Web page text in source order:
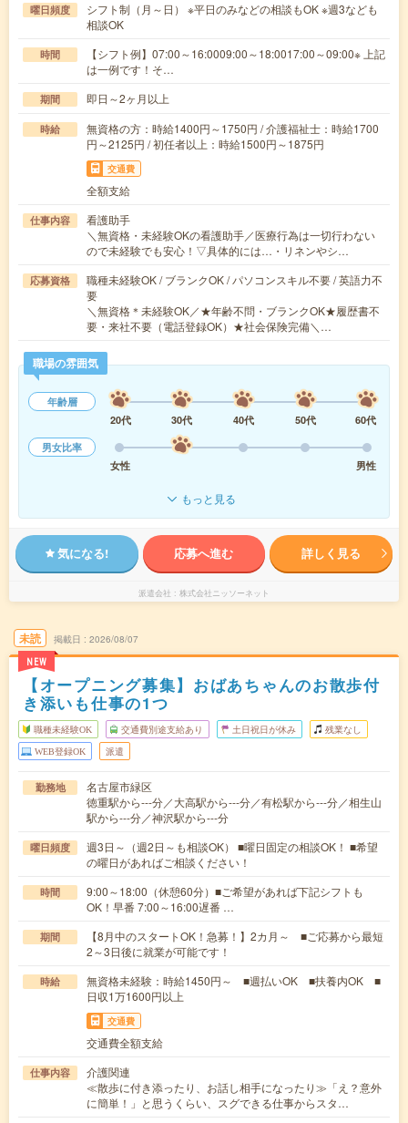
曜日頻度
シフト制（月～日） ※平日のみなどの相談もOK ※週3なども
相談OK
時間
【シフト例】07:00～16:0009:00～18:0017:00～09:00※ 上記
は一例です！そ…
期間 即日～2ヶ月以上
時給
無資格の方：時給1400円～1750円 / 介護福祉士：時給1700
円～2125円 / 初任者以上：時給1500円～1875円
交通費
全額支給
仕事内容
看護助手
＼無資格・未経験OKの看護助手／医療行為は一切行わない
ので未経験でも安心！▽具体的には…・リネンやシ…
応募資格
職種未経験OK / ブランクOK / パソコンスキル不要 / 英語力不
要
＼無資格＊未経験OK／★年齢不問・ブランクOK★履歴書不
要・来社不要（電話登録OK）★社会保険完備＼…
職場の雰囲気
年齢層
20代
30代 40代 50代
60代
男女比率
女性
男性
もっと見る
気になる! 応募へ進む 詳しく見る
派遣会社 株式会社ニッソーネット
未読
NEW
掲載日 2026/08/07
【オープニング募集】おばあちゃんのお散歩付
き添いも仕事の1つ
職種未経験OK 交通費別途支給あり 土日祝日が休み 残業なし
WEB登録OK 派遣
勤務地
名古屋市緑区
徳重駅から---分／大高駅から---分／有松駅から---分／相生山
駅から---分／神沢駅から---分
曜日頻度
週3日～（週2日～も相談OK） ■曜日固定の相談OK！ ■希望
の曜日があればご相談ください！
時間
9:00～18:00（休憩60分）■ご希望があれば下記シフトも
OK！早番 7:00～16:00遅番 …
期間
【8月中のスタートOK！急募！】2カ月～ ■ご応募から最短
2～3日後に就業が可能です！
時給
無資格未経験：時給1450円～ ■週払いOK ■扶養内OK ■
日収1万1600円以上
交通費
交通費全額支給
仕事内容
介護関連
≪散歩に付き添ったり、お話し相手になったり≫「え？意外
に簡単！」と思うくらい、スグできる仕事からスタ…